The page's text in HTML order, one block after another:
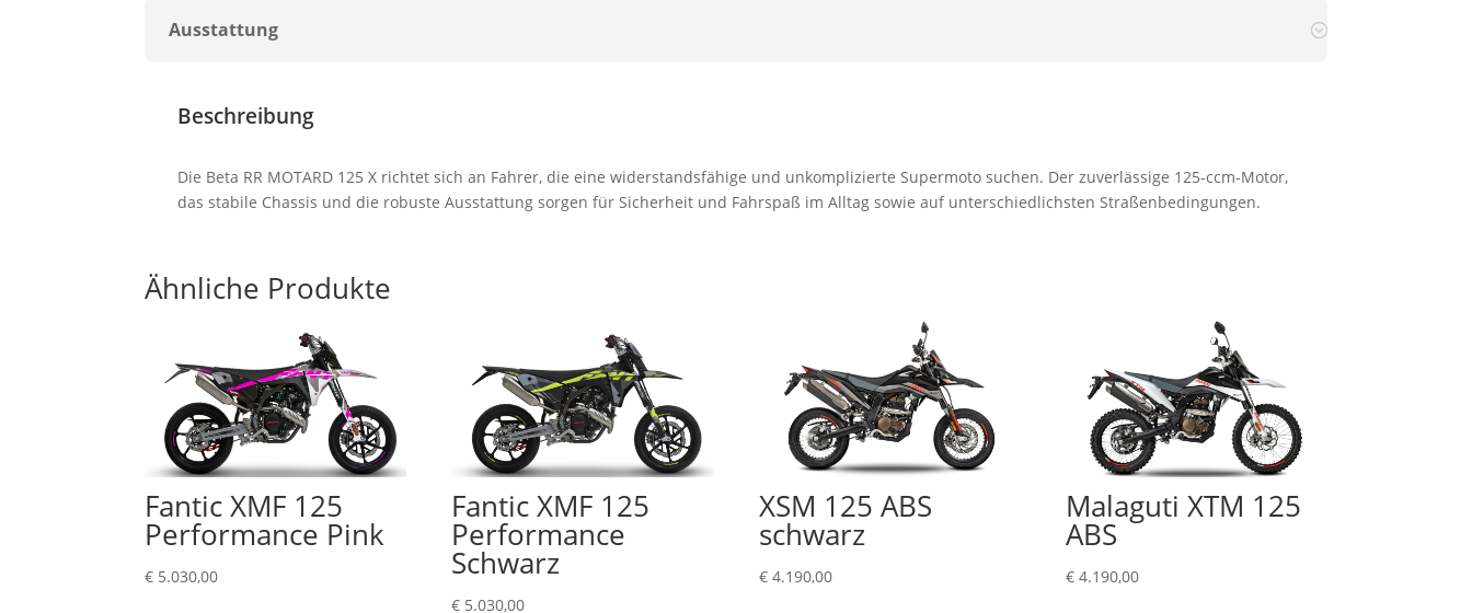
Ausstattung
Beschreibung
Die Beta RR MOTARD 125 X richtet sich an Fahrer, die eine widerstandsfähige und unkomplizierte Supermoto suchen. Der zuverlässige 125-ccm-Motor,
das stabile Chassis und die robuste Ausstattung sorgen für Sicherheit und Fahrspaß im Alltag sowie auf unterschiedlichsten Straßenbedingungen.
Ähnliche Produkte
Fantic XMF 125
Performance Pink
€ 5.030,00
Fantic XMF 125
Performance
Schwarz
€ 5.030,00
XSM 125 ABS
schwarz
€4.190,00
Malaguti XTM 125
ABS
€4.190,00